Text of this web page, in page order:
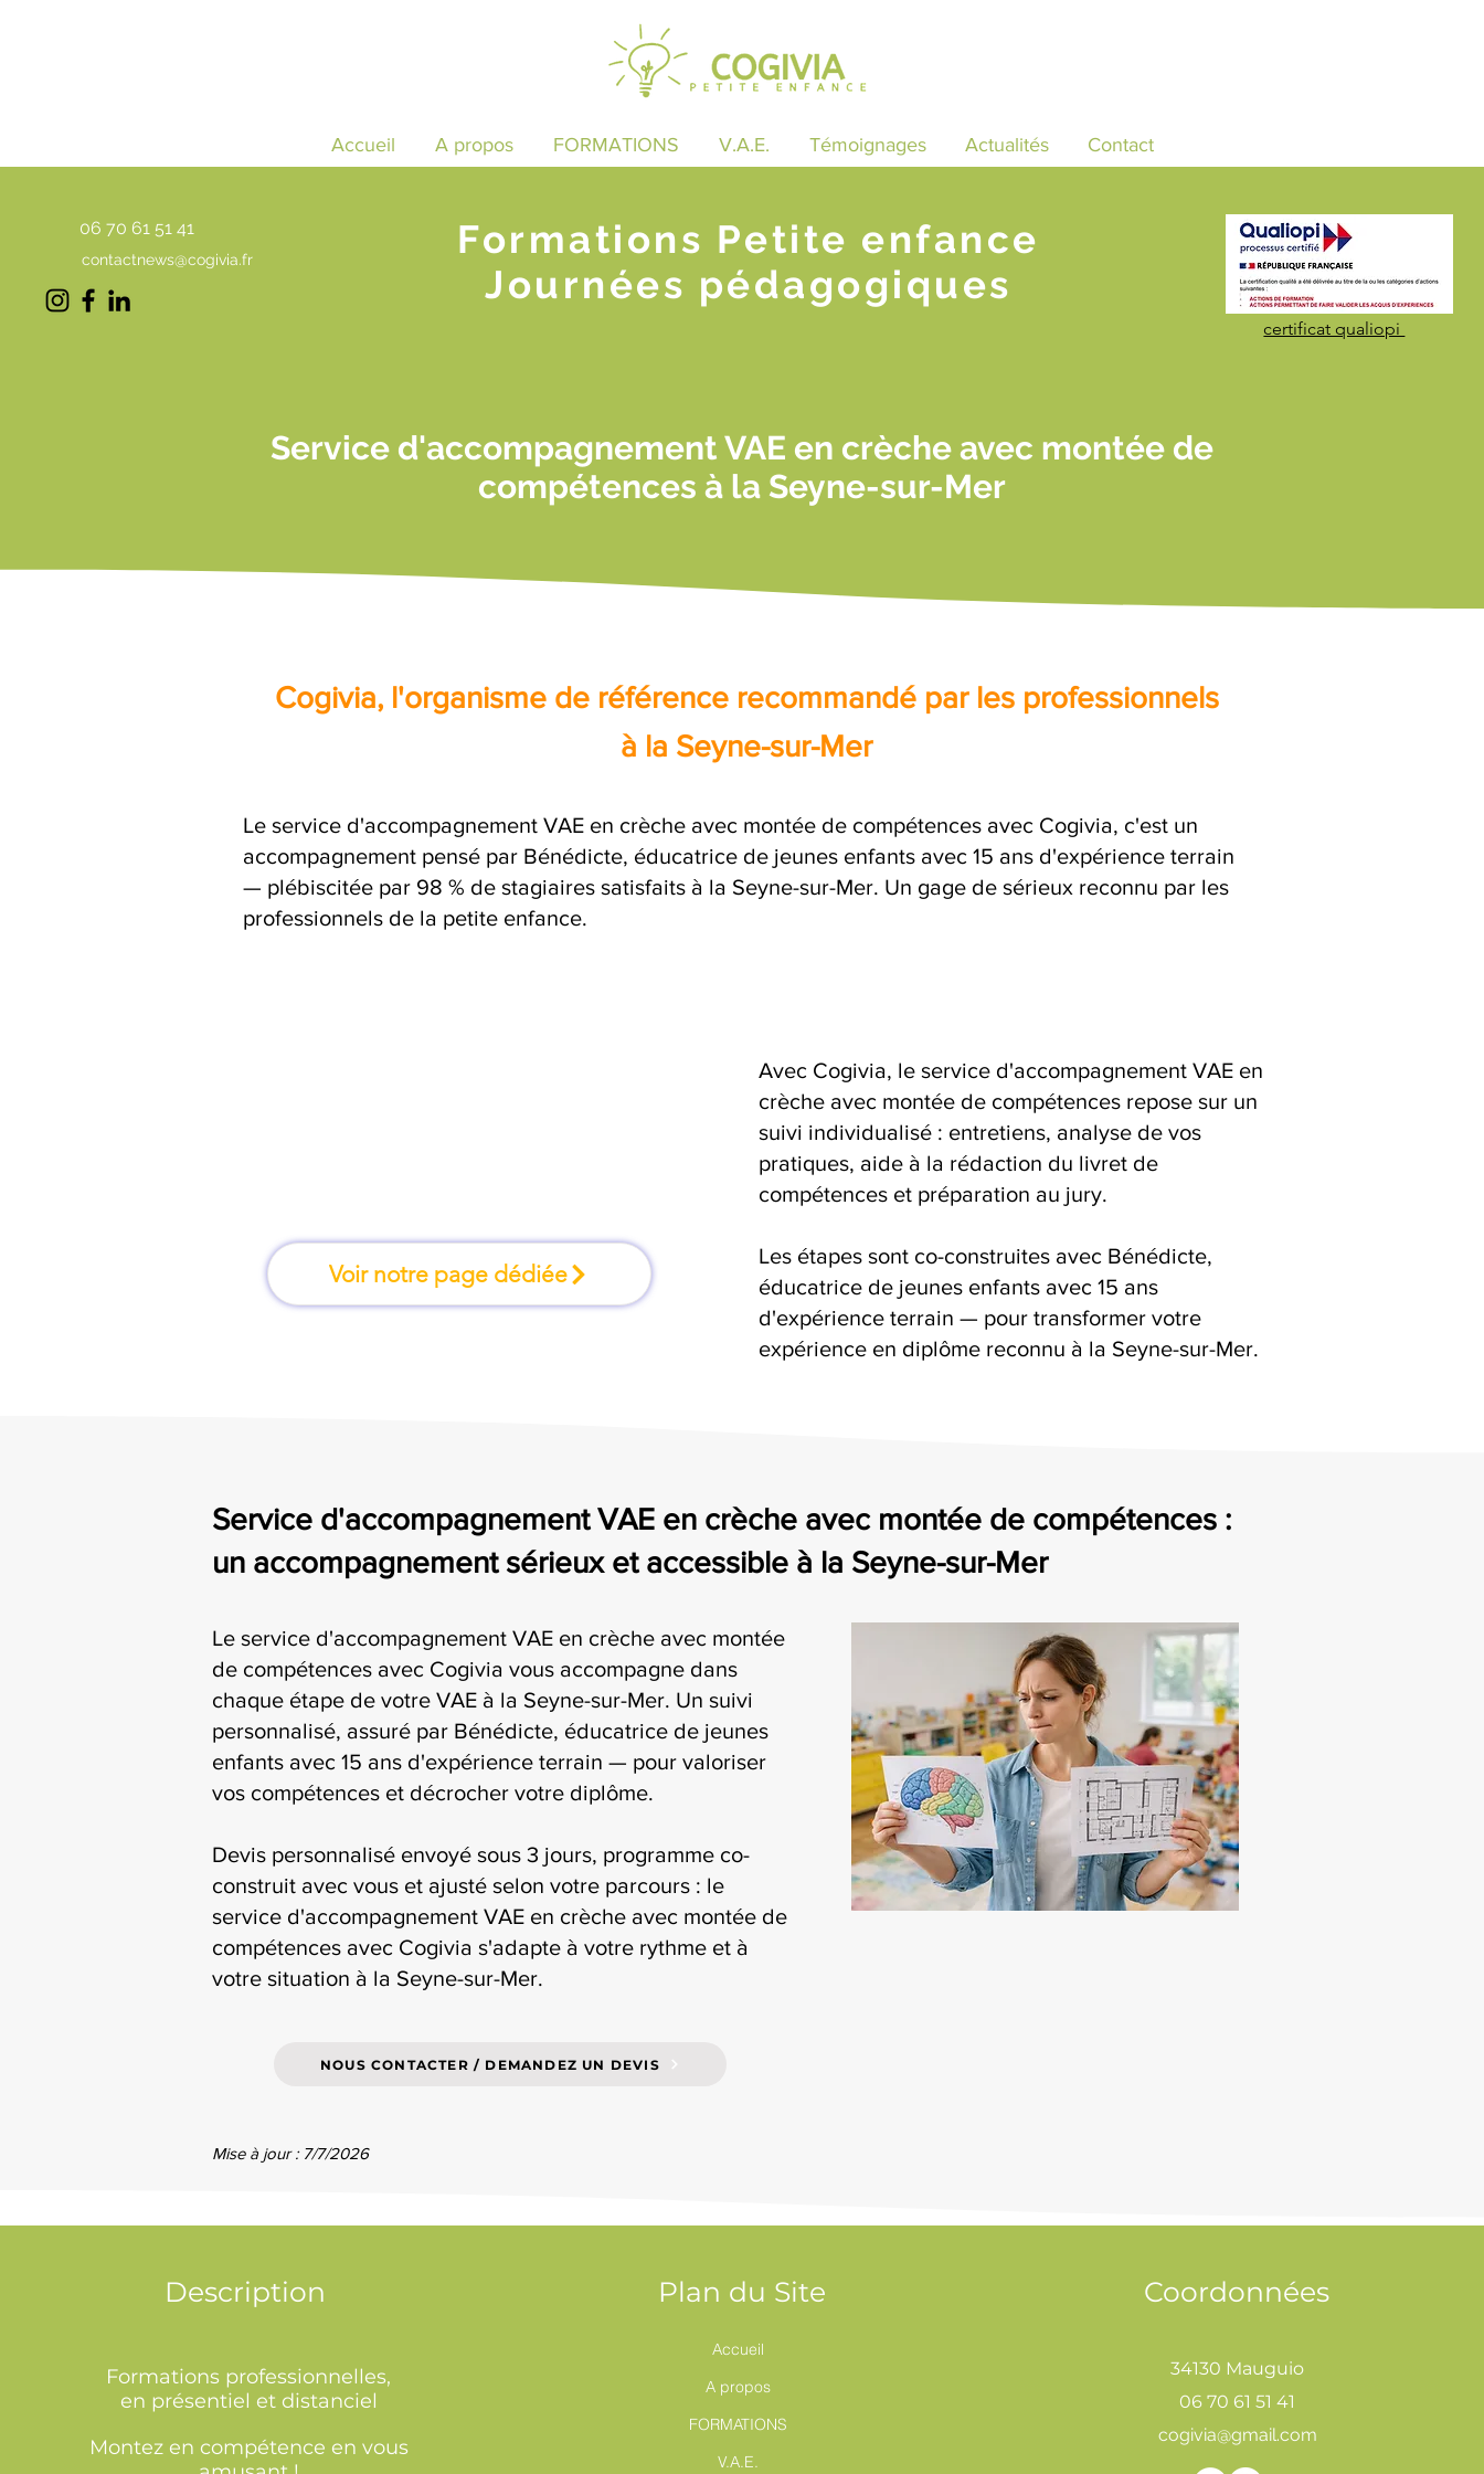
Accueil A propos FORMATIONS V.A.E. Témoignages Actualités Contact
06 70 61 51 41
contactnews@cogivia.fr
Formations Petite enfance
Journées pédagogiques
certificat qualiopi
Service d'accompagnement VAE en crèche avec montée de
compétences à la Seyne-sur-Mer
Cogivia, l'organisme de référence recommandé par les professionnels
à la Seyne-sur-Mer
Le service d'accompagnement VAE en crèche avec montée de compétences avec Cogivia, c'est un
accompagnement pensé par Bénédicte, éducatrice de jeunes enfants avec 15 ans d'expérience terrain
— plébiscitée par 98 % de stagiaires satisfaits à la Seyne-sur-Mer. Un gage de sérieux reconnu par les
professionnels de la petite enfance.
Voir notre page dédiée
Avec Cogivia, le service d'accompagnement VAE en
crèche avec montée de compétences repose sur un
suivi individualisé : entretiens, analyse de vos
pratiques, aide à la rédaction du livret de
compétences et préparation au jury.
Les étapes sont co-construites avec Bénédicte,
éducatrice de jeunes enfants avec 15 ans
d'expérience terrain — pour transformer votre
expérience en diplôme reconnu à la Seyne-sur-Mer.
Service d'accompagnement VAE en crèche avec montée de compétences :
un accompagnement sérieux et accessible à la Seyne-sur-Mer
Le service d'accompagnement VAE en crèche avec montée
de compétences avec Cogivia vous accompagne dans
chaque étape de votre VAE à la Seyne-sur-Mer. Un suivi
personnalisé, assuré par Bénédicte, éducatrice de jeunes
enfants avec 15 ans d'expérience terrain — pour valoriser
vos compétences et décrocher votre diplôme.
Devis personnalisé envoyé sous 3 jours, programme co-
construit avec vous et ajusté selon votre parcours : le
service d'accompagnement VAE en crèche avec montée de
compétences avec Cogivia s'adapte à votre rythme et à
votre situation à la Seyne-sur-Mer.
NOUS CONTACTER / DEMANDEZ UN DEVIS
Mise à jour : 7/7/2026
Description
Formations professionnelles,
en présentiel et distanciel
Montez en compétence en vous
Plan du Site
Accueil
A propos
FORMATIONS
V.A.E.
Coordonnées
34130 Mauguio
06 70 61 51 41
cogivia@gmail.com